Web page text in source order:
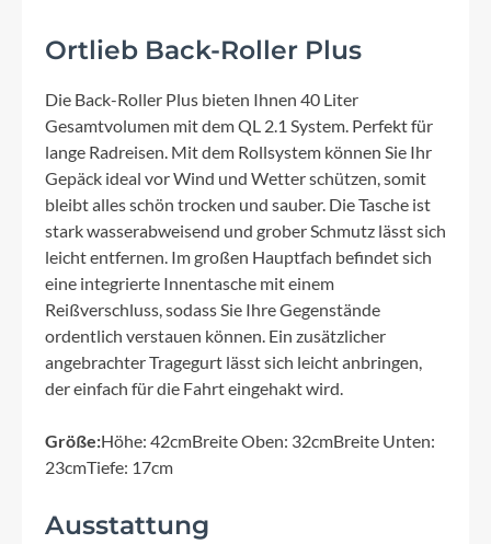
Ortlieb Back-Roller Plus
Die Back-Roller Plus bieten Ihnen 40 Liter
Gesamtvolumen mit dem QL 2.1 System. Perfekt für
lange Radreisen. Mit dem Rollsystem können Sie Ihr
Gepäck ideal vor Wind und Wetter schützen, somit
bleibt alles schön trocken und sauber. Die Tasche ist
stark wasserabweisend und grober Schmutz lässt sich
leicht entfernen. Im großen Hauptfach befindet sich
eine integrierte Innentasche mit einem
Reißverschluss, sodass Sie Ihre Gegenstände
ordentlich verstauen können. Ein zusätzlicher
angebrachter Tragegurt lässt sich leicht anbringen,
der einfach für die Fahrt eingehakt wird.
Größe:Höhe: 42cmBreite Oben: 32cmBreite Unten:
23cmTiefe: 17cm
Ausstattung